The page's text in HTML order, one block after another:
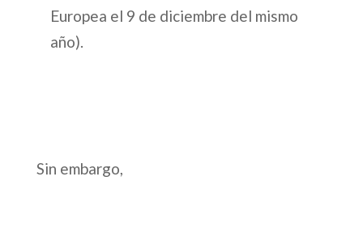
Europea el 9 de diciembre del mismo
año).
Sin embargo,